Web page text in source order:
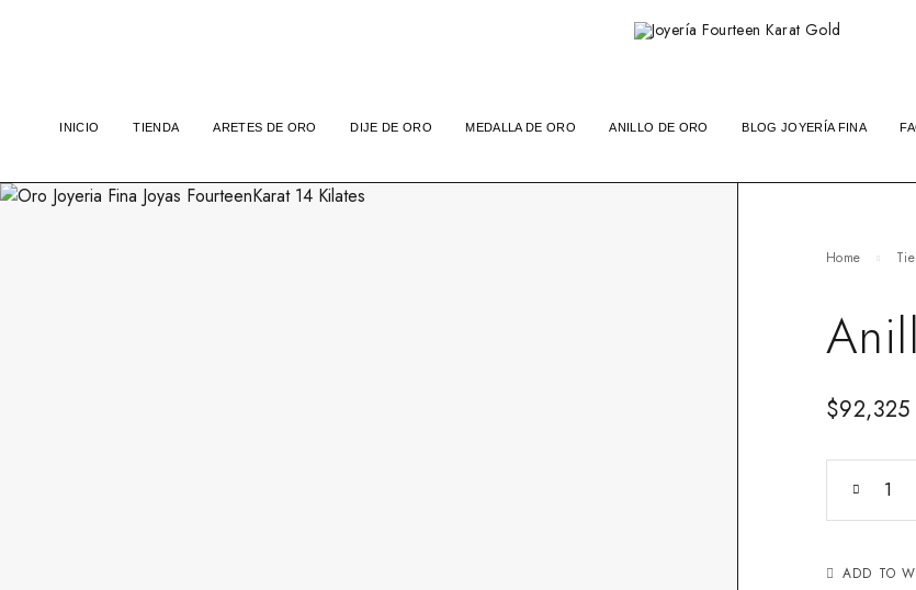
INICIO TIENDA ARETES DE ORO DIJE DE ORO MEDALLA DE ORO ANILLO DE ORO BLOG JOYERÍA FINA
Home
$92,325
ADD TO